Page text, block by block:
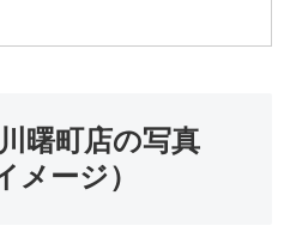
曙町店の写真
メージ）